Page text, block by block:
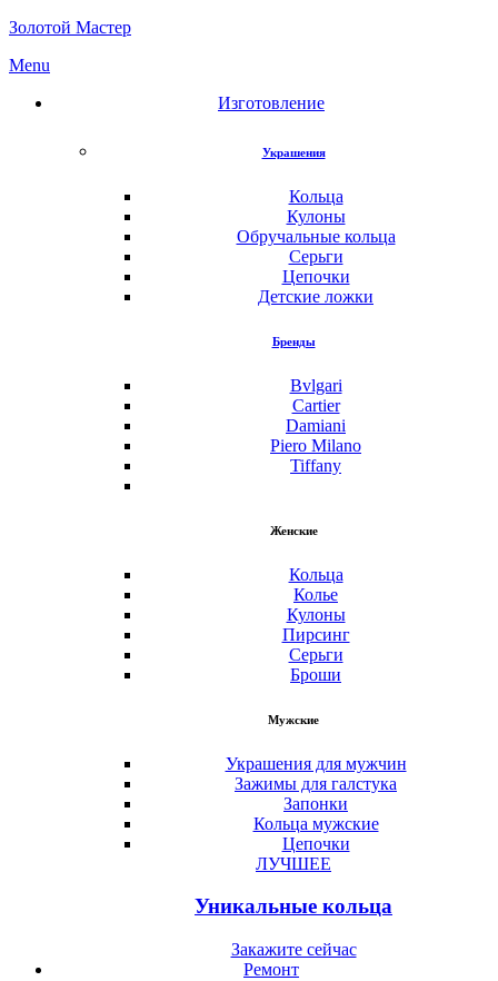
Золотой Мастер
Menu
Изготовление
Украшения
Кольца
Кулоны
Обручальные кольца
Серьги
Цепочки
Детские ложки
Бренды
Bvlgari
Cartier
Damiani
Piero Milano
Tiffany
Женские
Кольца
Колье
Кулоны
Пирсинг
Серьги
Броши
Мужские
Украшения для мужчин
Зажимы для галстука
Запонки
Кольца мужские
Цепочки
ЛУЧШЕЕ
Уникальные кольца
Закажите сейчас
Ремонт